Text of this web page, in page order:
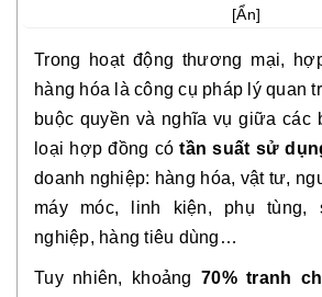
[Ẩn]
Trong hoạt động thương mại,
hàng hóa là công cụ pháp lý quan
buộc quyền và nghĩa vụ giữa các
loại hợp đồng cótần suất sử
doanh nghiệp: hàng hóa, vật tư,
máy móc, linh kiện, phụ tùng,
nghiệp, hàng tiêu dùng…
Tuy nhiên, khoảng70% tranh